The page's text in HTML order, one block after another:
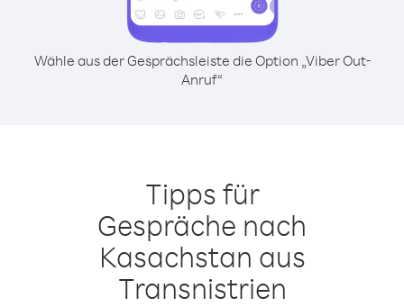
Wähle aus der Gesprächsleiste die Option „Viber Out-
Anruf“
Tipps für
Gespräche nach
Kasachstan aus
Transnistrien